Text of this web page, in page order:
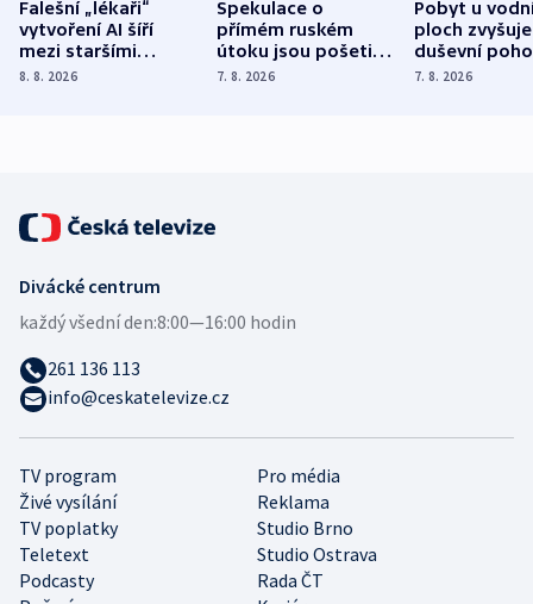
Falešní „lékaři“
vytvoření AI šíří
mezi staršími
Poláky nebezpečné
8. 8. 2026
Spekulace o
přímém ruském
útoku jsou pošetilé,
míní estonský
7. 8. 2026
Pobyt u
ploch zvyšuje
duševní
ukázala
7. 8. 2026
TV program
Pro média
Živé vysílání
Reklama
TV poplatky
Studio Brno
Teletext
Studio Ostrava
Podcasty
Rada ČT
Divácké centrum
každý všední den:8:00—16:00 hodin
261 136 113
info@ceskatelevize.cz